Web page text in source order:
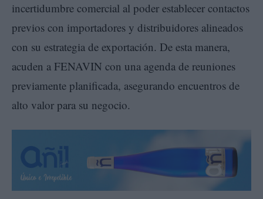
incertidumbre comercial al poder establecer contactos
previos con importadores y distribuidores alineados
con su estrategia de exportación. De esta manera,
acuden a FENAVIN con una agenda de reuniones
previamente planificada, asegurando encuentros de
alto valor para su negocio.